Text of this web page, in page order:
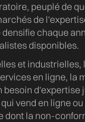
peuplé de
de
chaque
disponibles.
et
en ligne, la
vend en ligne
la non-